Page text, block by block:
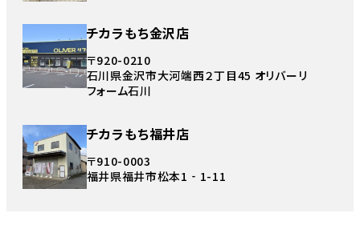
チカラもち金沢店
〒920-0210
石川県金沢市大河端西２丁目45 オリバーリ
フォーム石川
チカラもち福井店
〒910-0003
福井県福井市松本1‐1-11